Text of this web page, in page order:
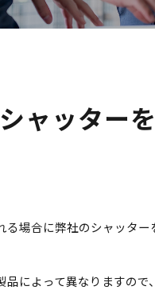
ャッター
場合に弊社のシャッタ
によって異なりますの